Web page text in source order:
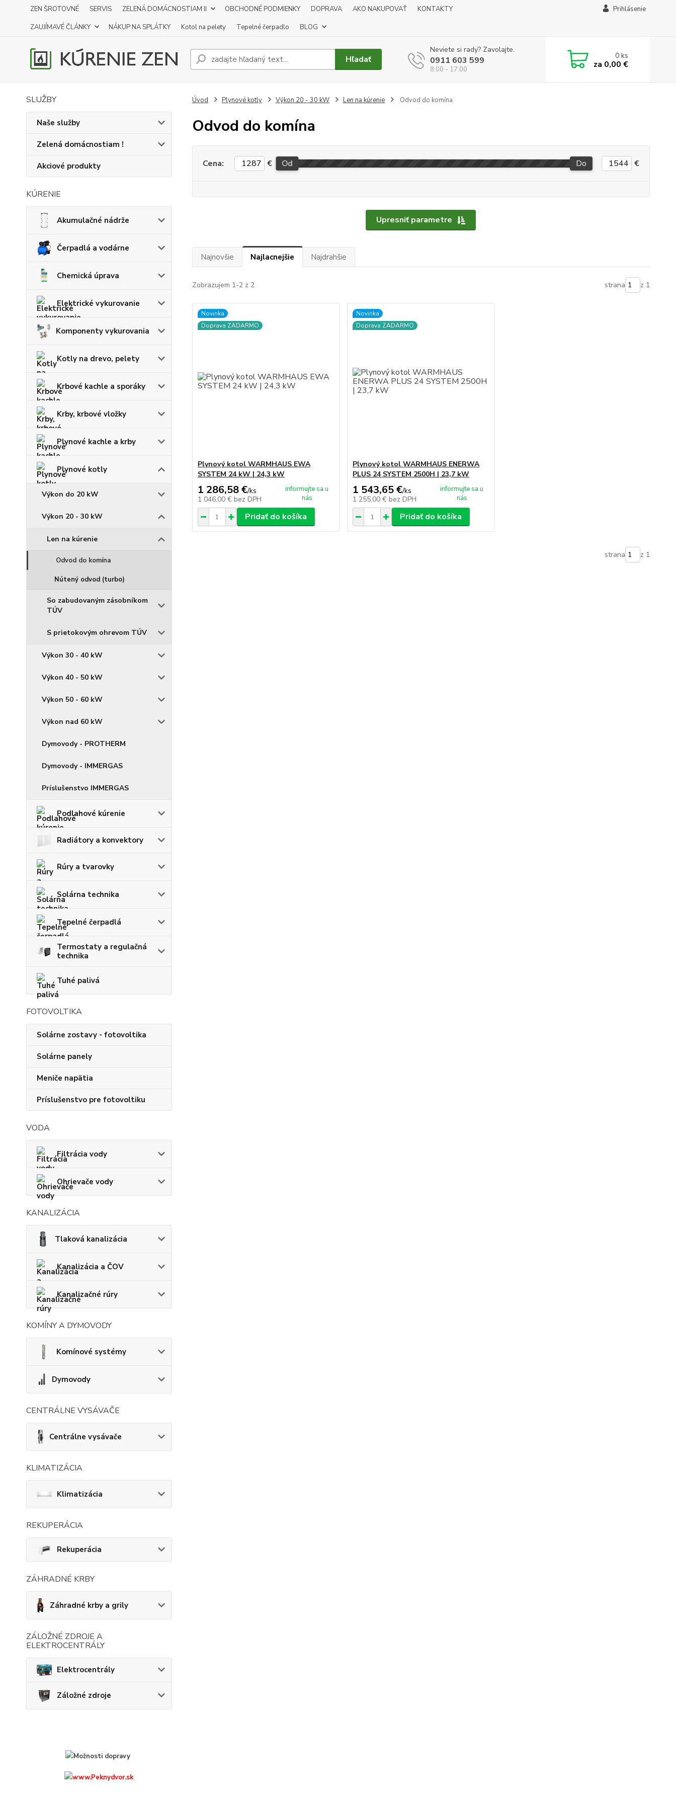
ZEN ŠROTOVNÉ SERVIS ZELENÁ DOMÁCNOSTIAM II OBCHODNÉ PODMIENKY DOPRAVA AKO NAKUPOVAŤ
KONTAKTY
ZAUJÍMAVÉ ČLÁNKY
NÁKUP NA SPLÁTKY Kotol na pelety Tepelné čerpadlo BLOG
Prihlásenie
Hľadať
Neviete si rady? Zavolajte.
0911 603 599
8:00 - 17:00
0ks
za 0,00 €
SLUŽBY
Naše služby
Zelená domácnostiam !
Akciové produkty
KÚRENIE
Akumulačné nádrže
Čerpadlá a vodárne
Chemická úprava
Elektrické vykurovanie
Komponenty vykurovania
Kotly na drevo, pelety
Krbové kachle a sporáky
Krby, krbové vložky
Plynové kachle a krby
Plynové kotly
Výkon do 20 kW
Výkon 20 - 30 kW
Len na kúrenie
Odvod do komína
Nútený odvod (turbo)
So zabudovaným zásobníkom
TÚV
S prietokovým ohrevom TÚV
Výkon 30 - 40 kW
Výkon 40 - 50 kW
Výkon 50 - 60 kW
Výkon nad 60 kW
Dymovody - PROTHERM
Dymovody - IMMERGAS
Príslušenstvo IMMERGAS
Podlahové kúrenie
Radiátory a konvektory
Rúry a tvarovky
Solárna technika
Tepelné čerpadlá
Termostaty a regulačná
technika
Tuhé palivá
FOTOVOLTIKA
Solárne zostavy - fotovoltika
Solárne panely
Meniče napätia
Príslušenstvo pre fotovoltiku
VODA
Filtrácia vody
Ohrievače vody
KANALIZÁCIA
Tlaková kanalizácia
Kanalizácia a ČOV
Kanalizačné rúry
KOMÍNY A DYMOVODY
Komínové systémy
Dymovody
CENTRÁLNE VYSÁVAČE
Centrálne vysávače
KLIMATIZÁCIA
Klimatizácia
REKUPERÁCIA
Rekuperácia
ZÁHRADNÉ KRBY
Záhradné krby a grily
ZÁLOŽNÉ ZDROJE A
ELEKTROCENTRÁLY
Elektrocentrály
Záložné zdroje
Úvod Plynové kotly Výkon 20 - 30 kW Len na kúrenie Odvod do komína
Odvod do komína
Upresniť parametre
Cena: € Od Do €
Najnovšie Najlacnejšie Najdrahšie
Zobrazujem 1-2 z 2 strana z 1
Novinka
Doprava ZADARMO
Plynový kotol WARMHAUS EWA
SYSTEM 24 kW | 24,3 kW
1 286,58 €/ks
1 046,00 € bez DPH
informujte sa u
nás
Pridať do košíka
Novinka
Doprava ZADARMO
Plynový kotol WARMHAUS ENERWA
PLUS 24 SYSTEM 2500H | 23,7 kW
1 543,65 €/ks
1 255,00 € bez DPH
informujte sa u
nás
Pridať do košíka
strana z 1